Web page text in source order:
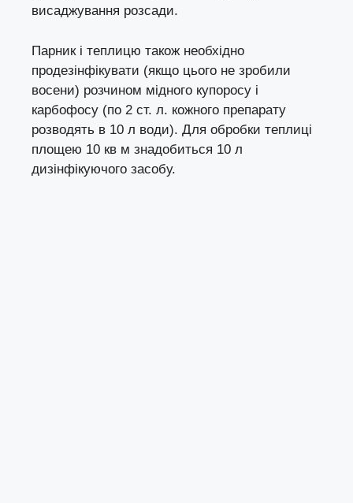
висаджування розсади.
Парник і теплицю також необхідно
продезінфікувати (якщо цього не зробили
восени) розчином мідного купоросу і
карбофосу (по 2 ст. л. кожного препарату
розводять в 10 л води). Для обробки теплиці
площею 10 кв м знадобиться 10 л
дизінфікуючого засобу.